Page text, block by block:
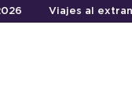
Viajes al